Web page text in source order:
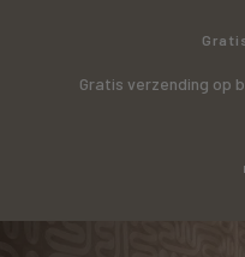
Gratis verzending op